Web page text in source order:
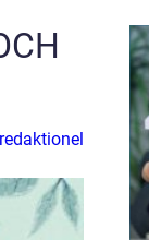
redaktionel